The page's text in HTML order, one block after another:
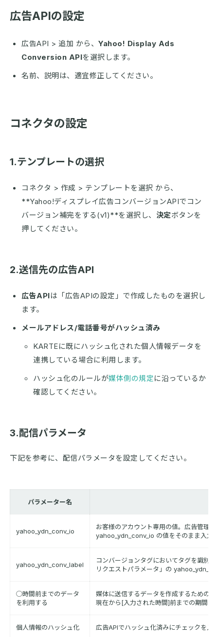
広告APIの設定
広告API > 追加 から、 Yahoo! Display Ads
Conversion APIを選択します。
名前、説明は、適宜修正してください。
コネクタの設定
1.テンプレートの選択
コネクタ > 作成 > テンプレートを選択 から、
**Yahoo!ディスプレイ広告コンバージョンAPIでコン
バージョン補完をする(v1)**を選択し、 決定ボタンを
押してください。
2.送信先の広告API
広告APIは「広告APIの設定」で作成したものを選択し
ます。
メールアドレス/電話番号がハッシュ済み
KARTEに既にハッシュ化された個人情報データを
連携している場合に利用します。
ハッシュ化のルールが媒体側の規定に沿っているか
確認してください。
3.配信パラメータ
下記を参考に、配信パラメータを設定してください。
パラメーター名
yahoo_ydn_conv_io
お客様のアカウント専用の値。広告管理
yahoo_ydn_conv_io の値をそのまま入力
yahoo_ydn_conv_label
コンバージョンタグにおいてタグを識別
リクエストパラメータ」の
◯時間前までのデータ
を利用する
媒体に送信するデータを作成するための
現在から[入力された時間]前までの期間が
個人情報のハッシュ化 広告APIでハッシュ化済みにチェックを入